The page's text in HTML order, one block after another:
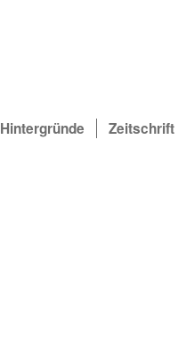
Hintergründe Zeitschrift